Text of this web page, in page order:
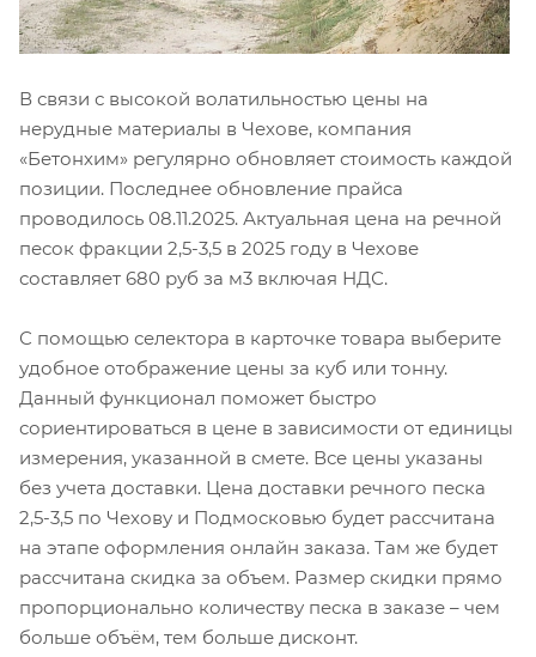
В связи с высокой волатильностью цены на
нерудные материалы в Чехове, компания
«Бетонхим» регулярно обновляет стоимость каждой
позиции. Последнее обновление прайса
проводилось 08.11.2025. Актуальная цена на речной
песок фракции 2,5-3,5 в 2025 году в Чехове
составляет 680 руб за м3 включая НДС.
С помощью селектора в карточке товара выберите
удобное отображение цены за куб или тонну.
Данный функционал поможет быстро
сориентироваться в цене в зависимости от единицы
измерения, указанной в смете. Все цены указаны
без учета доставки. Цена доставки речного песка
2,5-3,5 по Чехову и Подмосковью будет рассчитана
на этапе оформления онлайн заказа. Там же будет
рассчитана скидка за объем. Размер скидки прямо
пропорционально количеству песка в заказе – чем
больше объём, тем больше дисконт.